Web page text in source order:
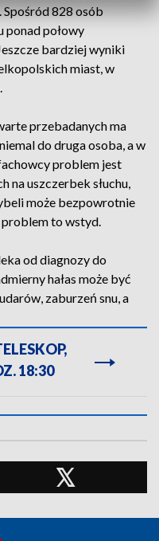
828 osób
ponad połowy
bardziej wyniki
miast, w
przebadanych ma
do druga osoba, a w
problem jest
na uszczerbek słuchu,
może bezpowrotnie
problem to wstyd.
od diagnozy do
hałas może być
zaburzeń snu, a
18:30